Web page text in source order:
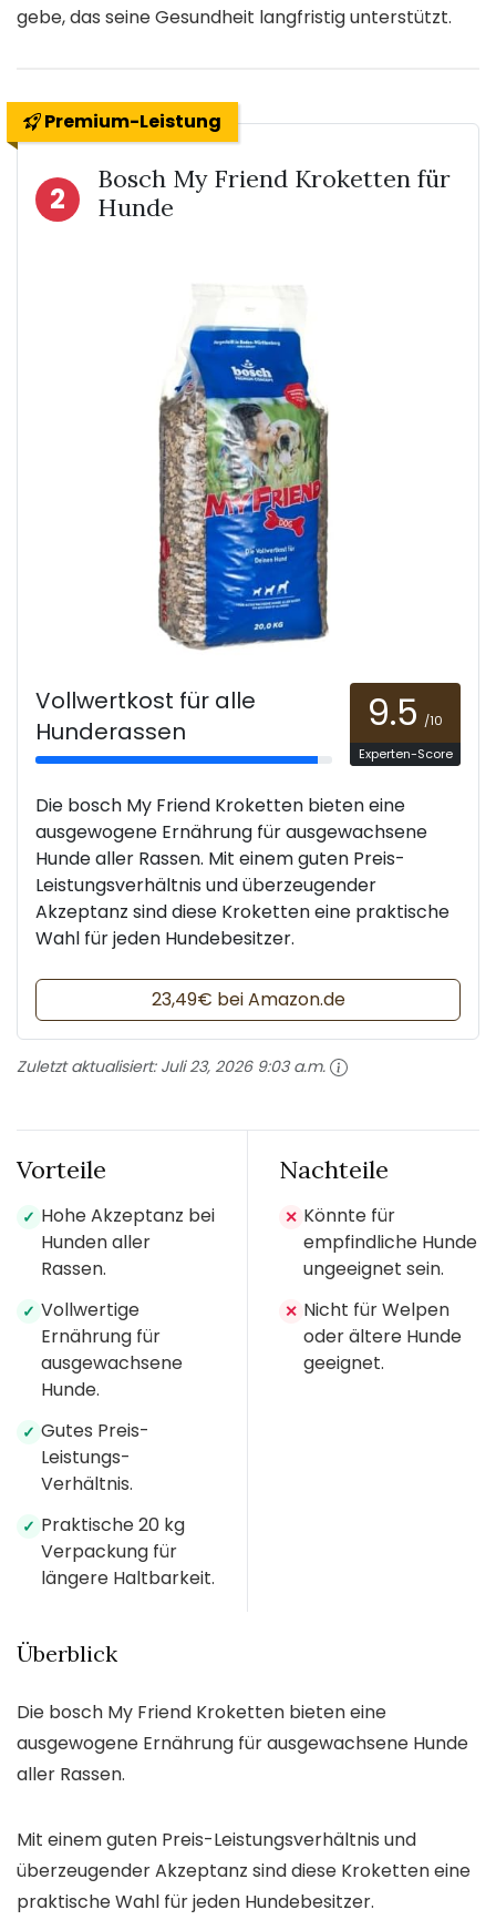
gebe, das seine Gesundheit langfristig unterstützt.
Premium-Leistung
2
Bosch My Friend Kroketten für
Hunde
Vollwertkost für alle
Hunderassen
9.5 /10
Experten-Score
Die bosch My Friend Kroketten bieten eine
ausgewogene Ernährung für ausgewachsene
Hunde aller Rassen. Mit einem guten Preis-
Leistungsverhältnis und überzeugender
Akzeptanz sind diese Kroketten eine praktische
Wahl für jeden Hundebesitzer.
23,49€ bei Amazon.de
Zuletzt aktualisiert: Juli 23, 2026 9:03 a.m.
Vorteile
✓ Hohe Akzeptanz bei
Hunden aller
Rassen.
✓ Vollwertige
Ernährung für
ausgewachsene
Hunde.
✓ Gutes Preis-
Leistungs-
Verhältnis.
✓ Praktische 20 kg
Verpackung für
längere Haltbarkeit.
Nachteile
✕ Könnte für
empfindliche Hunde
ungeeignet sein.
✕ Nicht für Welpen
oder ältere Hunde
geeignet.
Überblick
Die bosch My Friend Kroketten bieten eine
ausgewogene Ernährung für ausgewachsene Hunde
aller Rassen.
Mit einem guten Preis-Leistungsverhältnis und
überzeugender Akzeptanz sind diese Kroketten eine
praktische Wahl für jeden Hundebesitzer.